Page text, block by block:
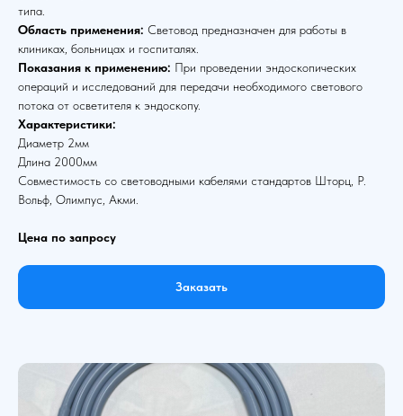
типа.
Область применения: Световод предназначен для работы в
клиниках, больницах и госпиталях.
Показания к применению: При проведении эндоскопических
операций и исследований для передачи необходимого светового
потока от осветителя к эндоскопу.
Характеристики:
Диаметр 2мм
Длина 2000мм
Совместимость со световодными кабелями стандартов Шторц, Р.
Вольф, Олимпус, Акми.
Цена по запросу
Заказать